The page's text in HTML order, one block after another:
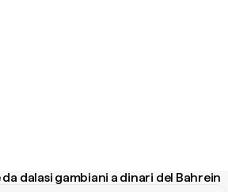
dalasi gambiani a dinari del Bahrein